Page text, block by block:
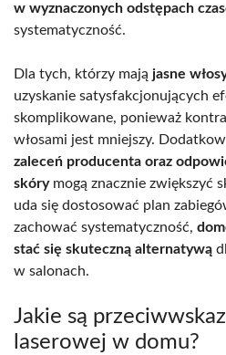
w wyznaczonych odstępach
systematyczność.
Dla tych, którzy mają jasne
uzyskanie satysfakcjonujących
skomplikowane, ponieważ
włosami jest mniejszy.
zaleceń producenta oraz
skórymogą znacznie zwiększyć
uda się dostosować plan
zachować systematyczność,
stać się skuteczną alternatywą
w salonach.
Jakie są
laserowej w domu?